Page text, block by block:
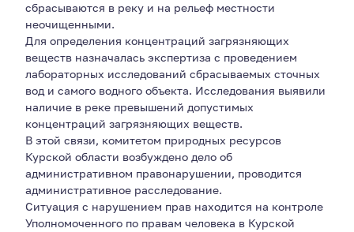
сбрасываются в реку и на рельеф местности
неочищенными.
Для определения концентраций загрязняющих
веществ назначалась экспертиза с проведением
лабораторных исследований сбрасываемых сточных
вод и самого водного объекта. Исследования выявили
наличие в реке превышений допустимых
концентраций загрязняющих веществ.
В этой связи, комитетом природных ресурсов
Курской области возбуждено дело об
административном правонарушении, проводится
административное расследование.
Ситуация с нарушением прав находится на контроле
Уполномоченного по правам человека в Курской